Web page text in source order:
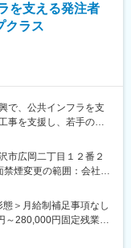
いうようなイメージで
カーのパナソニックだ
持つパナソニックのブ
時間が30hを超えない
期）しており、充実し
を支える発注者
クラス
で、公共インフラを支
事を支援し、若手のう
実績
たり信頼と実績を積み
とされる仕事」に携わ
市広岡二丁目１２番２
煙変更の範囲：会社の
＞月給制補足事項なし
280,000円固定残業手